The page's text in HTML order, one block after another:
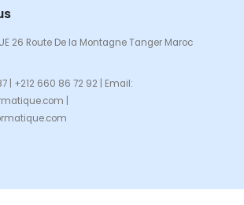
26 Route De la Montagne Tanger Maroc
| +212 660 86 72 92 | Email:
|